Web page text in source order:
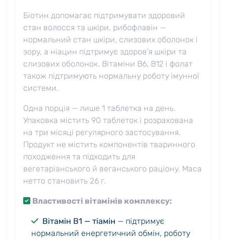
Біотин допомагає підтримувати здоровий
стан волосся та шкіри, рибофлавін —
нормальний стан шкіри, слизових оболонок і
зору, а ніацин підтримує здоров’я шкіри та
слизових оболонок. Вітаміни B6, B12 і фолат
також підтримують нормальну роботу імунної
системи.
Одна порція — лише 1 таблетка на день.
Упаковка містить 90 таблеток і розрахована
на три місяці регулярного застосування.
Продукт не містить компонентів тваринного
походження та підходить для
вегетаріанського й веганського раціону. Маса
нетто становить 26 г.
Властивості вітамінів комплексу:
Вітамін B1 — тіамін — підтримує
нормальний енергетичний обмін, роботу